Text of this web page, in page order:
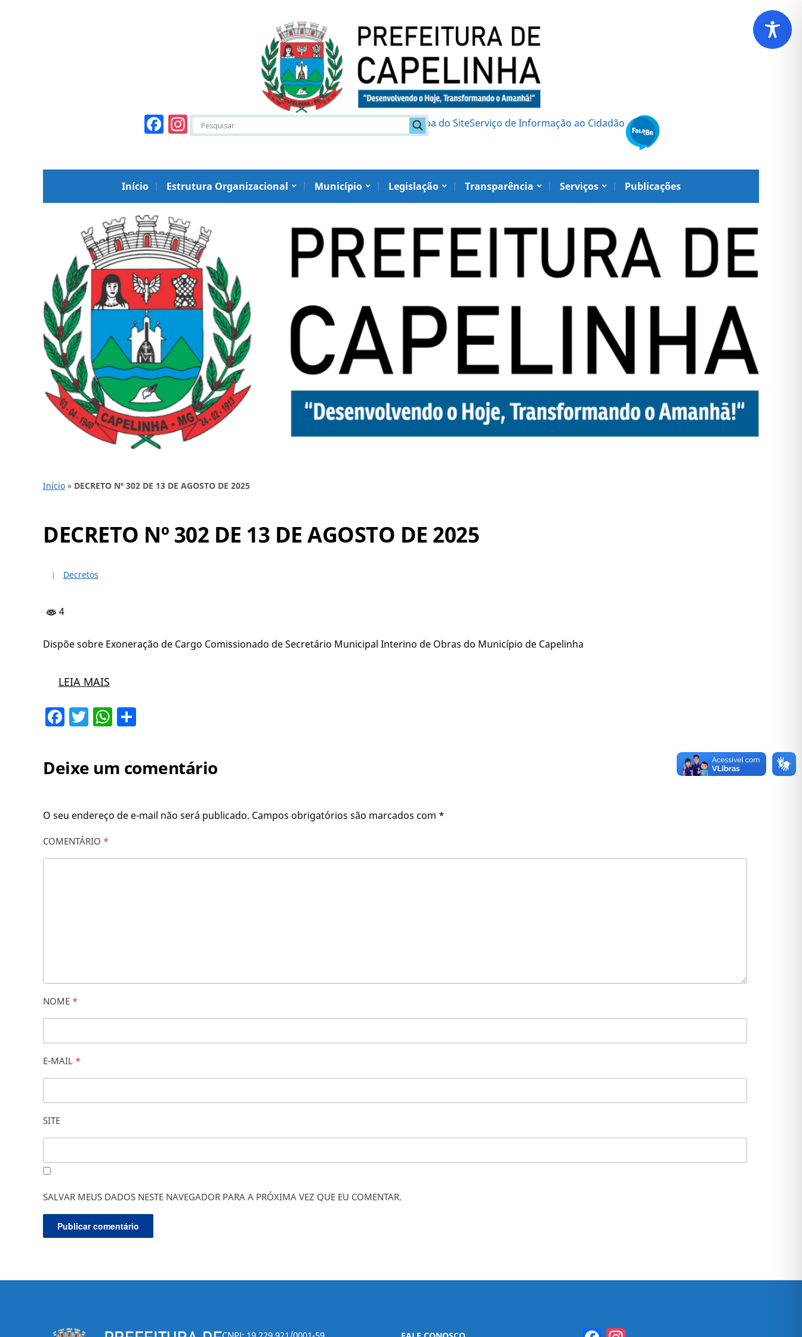
Facebook
Instagram Mapa do SiteServiço de Informação ao Cidadão
Início Estrutura Organizacional Município Legislação Transparência Serviços Publicações
Início » DECRETO Nº 302 DE 13 DE AGOSTO DE 2025
DECRETO Nº 302 DE 13 DE AGOSTO DE 2025
Decretos
4
Dispõe sobre Exoneração de Cargo Comissionado de Secretário Municipal Interino de Obras do Município de Capelinha
LEIA MAIS
Facebook
TwitterWhatsApp
Deixe um comentário
O seu endereço de e-mail não será publicado. Campos obrigatórios são marcados com *
COMENTÁRIO *
NOME *
E-MAIL *
SITE
SALVAR MEUS DADOS NESTE NAVEGADOR PARA A PRÓXIMA VEZ QUE EU COMENTAR.